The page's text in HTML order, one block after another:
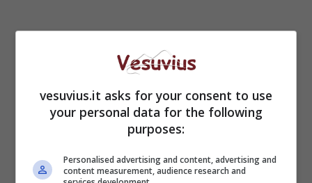
vesuvius.it asks for your consent to use
your personal data for the following
purposes:
Personalised advertising and content, advertising and
content measurement, audience research and